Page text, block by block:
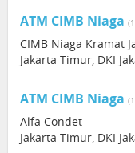
ATM CIMB Niaga
CIMB Niaga Kramat
Jakarta Timur, DKI
ATM CIMB Niaga
Alfa Condet
Jakarta Timur, DKI